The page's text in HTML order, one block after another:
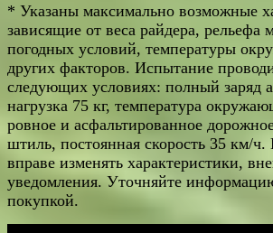
* Указаны максимально возможные
зависящие от веса райдера, рельефа
погодных условий, температуры
других факторов. Испытание
следующих условиях: полный заряд
нагрузка 75 кг, температура
ровное и асфальтированное
штиль, постоянная скорость 35 км/ч.
вправе изменять характеристики,
уведомления. Уточняйте
покупкой.